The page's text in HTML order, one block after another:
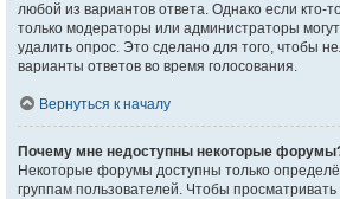
любой из вариантов ответа. Однако если кто-
только модераторы или администраторы
удалить опрос. Это сделано для того, чтобы
варианты ответов во время голосования.
Вернуться к началу
Почему мне недоступны некоторые
Некоторые форумы доступны только
группам пользователей. Чтобы